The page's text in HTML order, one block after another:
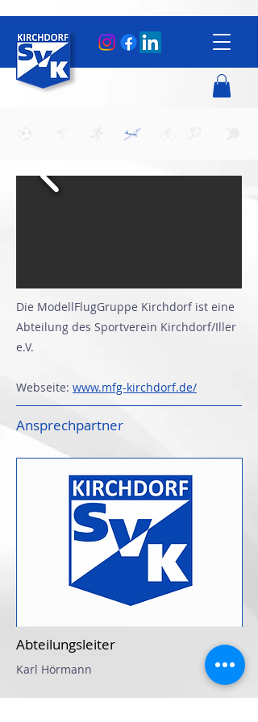
Die ModellFlugGruppe Kirchdorf ist eine
Abteilung des Sportverein Kirchdorf/Iller
e.V.
Webseite: www.mfg-kirchdorf.de/
Ansprechpartner
Abteilungsleiter
Karl Hörmann